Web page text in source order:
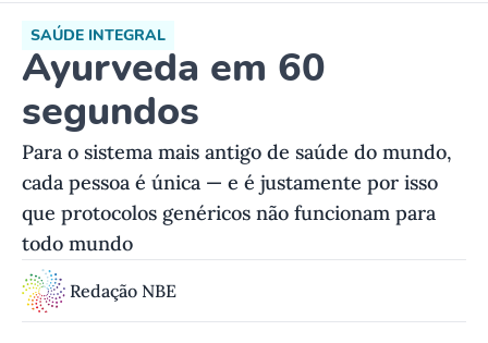
SAÚDE INTEGRAL
Ayurveda em 60
segundos
Para o sistema mais antigo de saúde do mundo,
cada pessoa é única — e é justamente por isso
que protocolos genéricos não funcionam para
todo mundo
Redação NBE